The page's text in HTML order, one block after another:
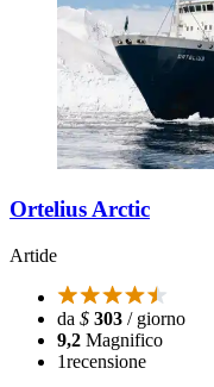
Ortelius Arctic
Artide
da $ 303 / giorno
9,2 Magnifico
1recensione